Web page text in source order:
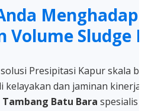
Volume Sludge
Presipitasi Kapur skala
kelayakan dan jaminan kinerja
Tambang Batu Bara spesialis